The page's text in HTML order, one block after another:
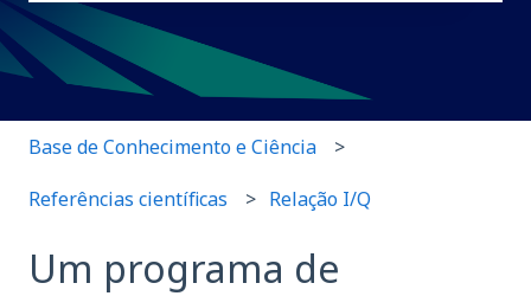
Não há sugestões porque o campo de pesquisa está
Base de Conhecimento e Ciência
Referências científicas Relação I/Q
Um programa de